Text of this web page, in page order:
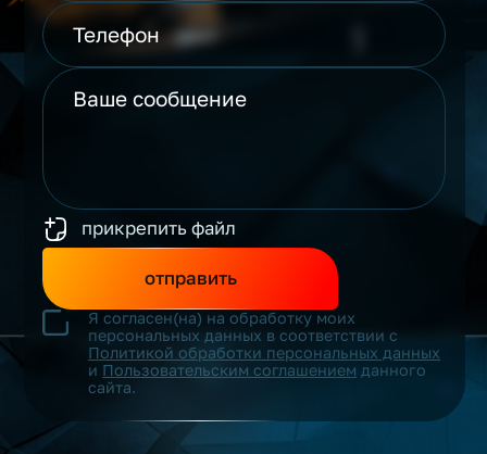
прикрепить файл
отправить
Я согласен(на) на обработку моих
персональных данных в соответствии с
Политикой обработки персональных данных
и Пользовательским соглашением данного
сайта.